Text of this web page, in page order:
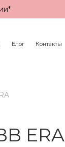
Блог Контакты
ERA